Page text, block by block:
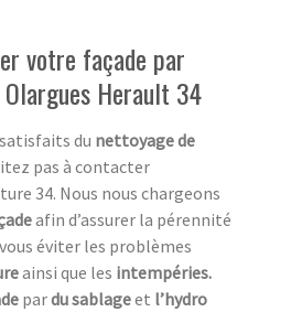
votre façade par
Herault 34
du nettoyage de
pas à contacter
34. Nous nous chargeons
afin d’assurer la pérennité
éviter les problèmes
ainsi que les intempéries.
pardu sablageet l’hydro